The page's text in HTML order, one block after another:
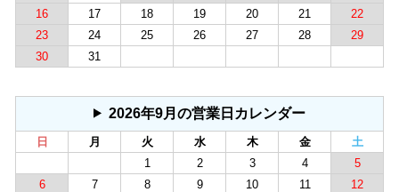
16
17 18 19 20 21
22
23
24 25 26 27 28
29
30
31
2026年9月の営業日カレンダー
日 月 火 水 木 金
土
1
2 3 4
5
6
7 8 9 10 11
12